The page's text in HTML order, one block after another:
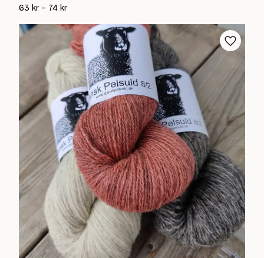
63 kr – 74 krPrisintervall:
till
74 kr